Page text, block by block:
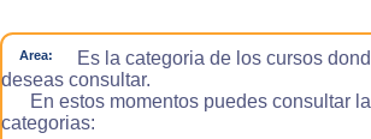
Area:
Es la categoria de los cursos
deseas consultar.
En estos momentos puedes consultar
categorias: